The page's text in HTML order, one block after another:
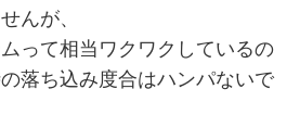
んが、
って相当ワクワクしているの
落ち込み度合はハンパないで